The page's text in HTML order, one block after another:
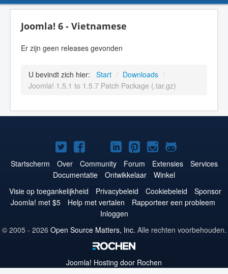
Joomla! 6 - Vietnamese
Er zijn geen releases gevonden
U bevindt zich hier: Start / Downloads /
Joomla! 1.5.1 to 1.5.7 Patch Package (.tar.gz)
Joomla!
op
Twitter
Joomla!
op
Facebook
Joomla!
op
YouTube
Joomla!
op
LinkedIn
Joomla!
op
Pinterest
Joomla!
op
Instagram
Joomla!
op
GitHub
Startscherm Over Community Forum Extensies
Services
Documentatie
Ontwikkelaar
Winkel
Visie op toegankelijkheid
Privacybeleid Cookiebeleid
Sponsor
Joomla! met $5
Help met vertalen
Rapporteer een probleem
Inloggen
© 2005 - 2026 Open Source Matters, Inc. Alle rechten voorbehouden.
Joomla! Hosting door Rochen